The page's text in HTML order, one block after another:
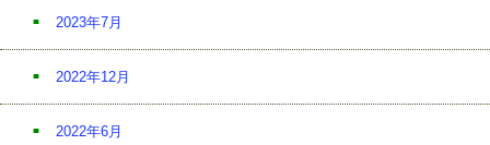
2023年7月
2022年12月
2022年6月